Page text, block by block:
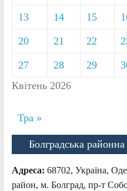
Квітень 2026
13 14 15
20 21 22
27 28 29
Тра »
Болградська районна
Адреса: 68702, Україна,
район, м. Болград, пр-т